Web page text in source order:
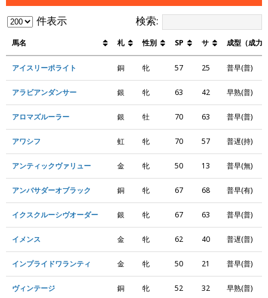
件表示 検索:
馬名 札 性別 SP サ 成型（成力
アイスリーポライト 銅 牝 57 25 普早(普)
アラビアンダンサー 銀 牝 63 42 早熟(普)
アロマズルーラー 銀 牡 70 63 普早(普)
アワシフ 虹 牝 70 57 普遅(持)
アンティックヴァリュー 金 牝 50 13 普早(無)
アンバサダーオブラック 銅 牝 67 68 普早(有)
イクスクルーシヴオーダー 銀 牝 67 63 普早(普)
イメンス 金 牝 62 40 普遅(普)
インプライドワランティ 金 牝 50 21 普早(普)
ヴィンテージ 銅 牝 52 32 早熟(普)